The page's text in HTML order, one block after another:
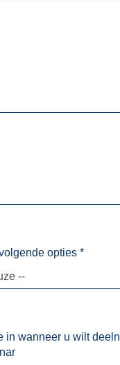
opties *
in wanneer u wilt